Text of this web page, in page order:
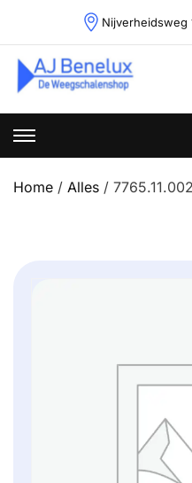
content
Nijverheidsweg
Weegschalenshop |
Weegoplossingen
Home / Alles /